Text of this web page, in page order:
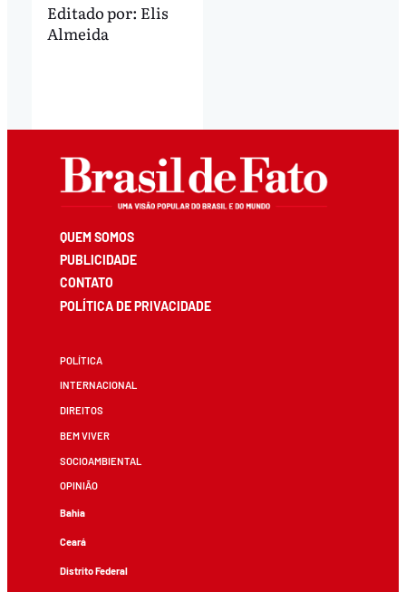
Editado por: Elis
Almeida
QUEM SOMOS
PUBLICIDADE
CONTATO
POLÍTICA DE PRIVACIDADE
POLÍTICA
INTERNACIONAL
DIREITOS
BEM VIVER
SOCIOAMBIENTAL
OPINIÃO
Bahia
Ceará
Distrito Federal